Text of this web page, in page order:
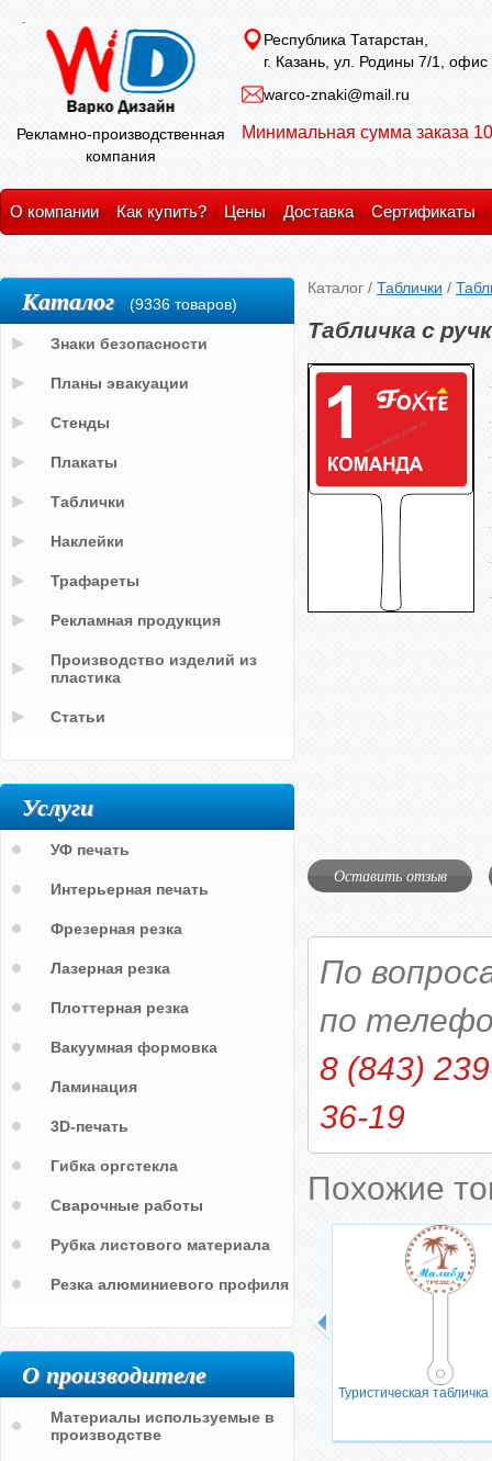
Рекламно-производственная
компания
Республика Татарстан,
г. Казань, ул. Родины 7/1, офис
warco-znaki@mail.ru
Минимальная сумма заказа
О компании Как купить? Цены Доставка Сертификаты
Каталог / Таблички /
Табличка с
Оставить отзыв
По
по
8 (843)
36-19
Похожие
Табличка с ручкой о зонировании
Туристическая табличка
Каталог (9336 товаров)
Знаки безопасности
Планы эвакуации
Стенды
Плакаты
Таблички
Наклейки
Трафареты
Рекламная продукция
Производство изделий из
пластика
Статьи
Услуги
УФ печать
Интерьерная печать
Фрезерная резка
Лазерная резка
Плоттерная резка
Вакуумная формовка
Ламинация
3D-печать
Гибка оргстекла
Сварочные работы
Рубка листового материала
Резка алюминиевого профиля
О производителе
Материалы используемые в
производстве